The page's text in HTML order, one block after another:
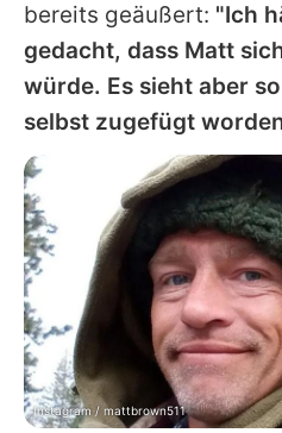
bereits geäußert: "Ich
gedacht, dass Matt
würde. Es sieht aber
selbst zugefügt
Instagram / mattbrown511